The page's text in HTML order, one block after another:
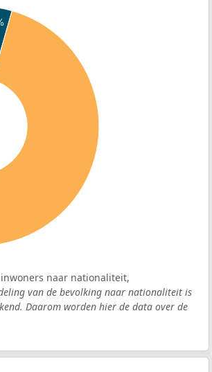
naar nationaliteit,
van de bevolking naar nationaliteit is
Daarom worden hier de data over de